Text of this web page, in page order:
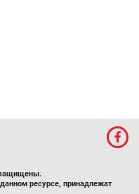
ресурсе, принадлежат